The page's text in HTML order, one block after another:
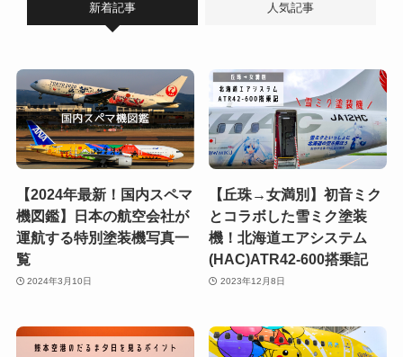
新着記事 人気記事
【2024年最新！国内スペマ
機図鑑】日本の航空会社が
運航する特別塗装機写真一
覧
2024年3月10日
【丘珠→女満別】初音ミク
とコラボした雪ミク塗装
機！北海道エアシステム
(HAC)ATR42-600搭乗記
2023年12月8日